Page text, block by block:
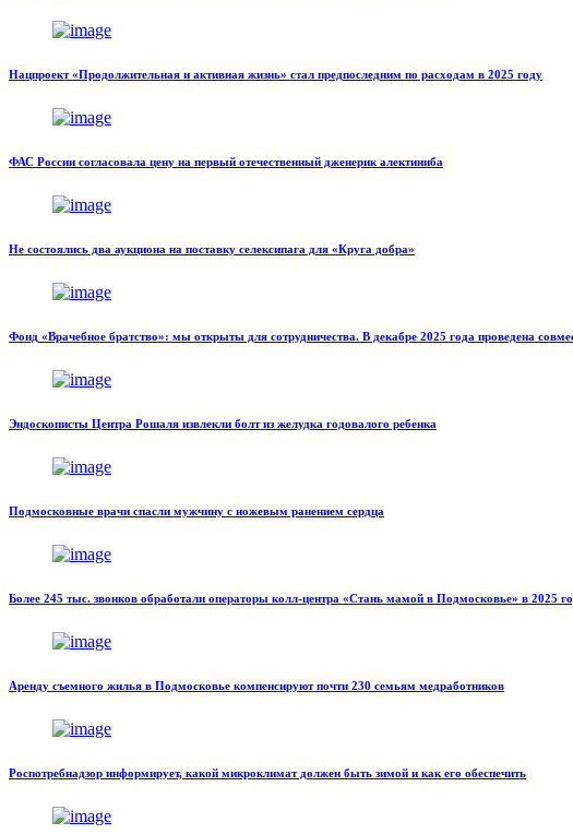
Нацпроект «Продолжительная и активная жизнь» стал предпоследним по расходам в 2025 году
ФАС России согласовала цену на первый отечественный дженерик алектиниба
Не состоялись два аукциона на поставку селексипага для «Круга добра»
Фонд «Врачебное братство»: мы открыты для сотрудничества. В декабре 2025 года проведена
Эндоскописты Центра Рошаля извлекли болт из желудка годовалого ребенка
Подмосковные врачи спасли мужчину с ножевым ранением сердца
Более 245 тыс. звонков обработали операторы колл-центра «Стань мамой в Подмосковье» в 2025
Аренду съемного жилья в Подмосковье компенсируют почти 230 семьям медработников
Роспотребнадзор информирует, какой микроклимат должен быть зимой и как его обеспечить